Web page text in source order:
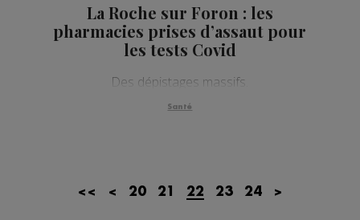
La Roche sur Foron : les
pharmacies prises d’assaut pour
les tests Covid
Des dépistages massifs.
Santé
<< < 20 21 22 23 24 >